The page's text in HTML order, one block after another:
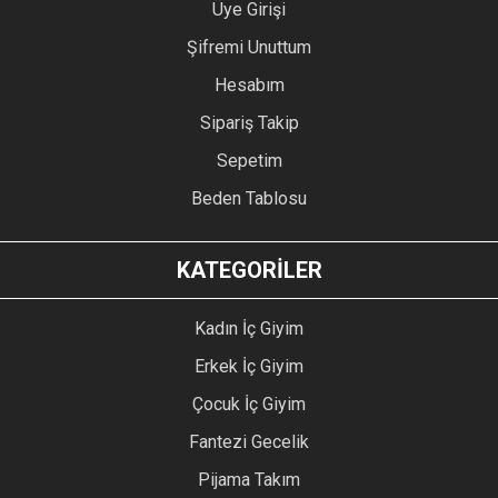
Üye Girişi
Şifremi Unuttum
Hesabım
Sipariş Takip
Sepetim
Beden Tablosu
KATEGORİLER
Kadın İç Giyim
Erkek İç Giyim
Çocuk İç Giyim
Fantezi Gecelik
Pijama Takım